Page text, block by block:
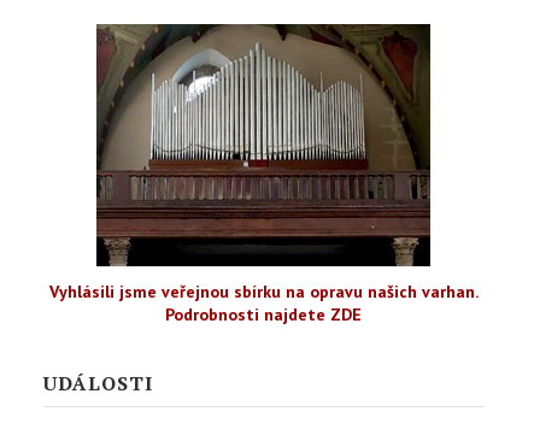
Vyhlásili jsme veřejnou sbírku na opravu našich varhan.
Podrobnosti najdete ZDE
UDÁLOSTI